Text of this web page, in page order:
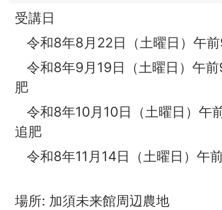
受講日
令和8年8月22日（土曜日）午
令和8年9月19日（土曜日）午
肥
令和8年10月10日（土曜日）午
追肥
令和8年11月14日（土曜日）午
場所: 加須未来館周辺農地